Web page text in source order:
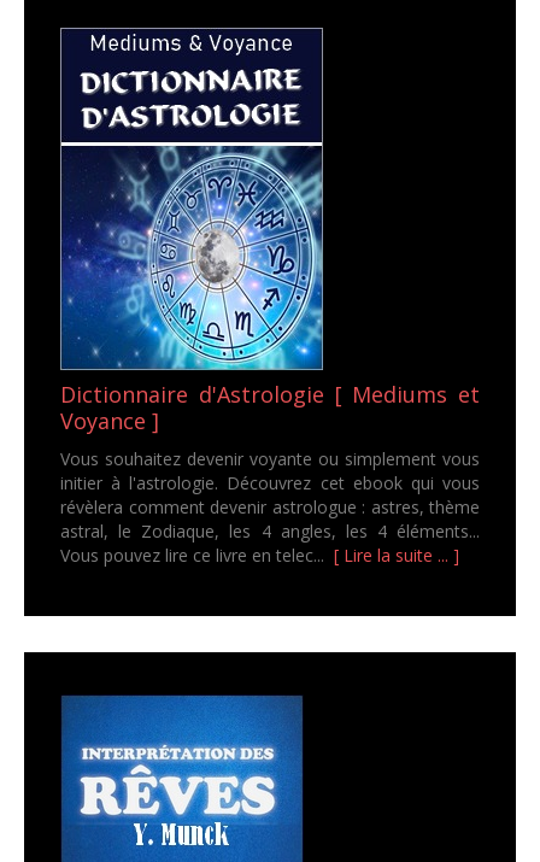
Dictionnaire d'Astrologie [ Mediums et
Voyance ]
Vous souhaitez devenir voyante ou simplement vous
initier à l'astrologie. Découvrez cet ebook qui vous
révèlera comment devenir astrologue : astres, thème
astral, le Zodiaque, les 4 angles, les 4 éléments...
Vous pouvez lire ce livre en telec... [ Lire la suite ... ]